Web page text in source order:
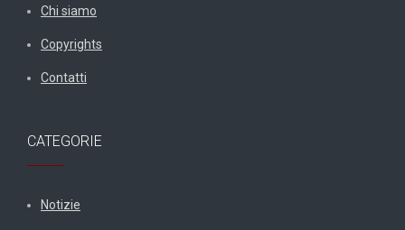
Chi siamo
Copyrights
Contatti
CATEGORIE
Notizie